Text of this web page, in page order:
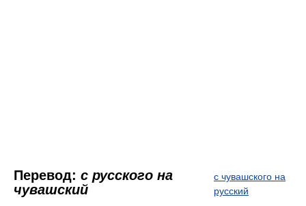
Перевод: с русского на
чувашский
с чувашского на
русский